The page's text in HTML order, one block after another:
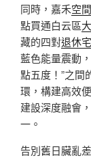
同時，嘉禾空
點買通白云區
藏的四對退休
藍色能量震動
點五度！”之間
環，構建高效
建設深度融會
一。
告別舊日臟亂